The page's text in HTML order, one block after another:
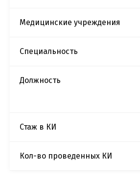
Медицинские учреждения
Специальность
Должность
Стаж в КИ
Кол-во проведенных КИ